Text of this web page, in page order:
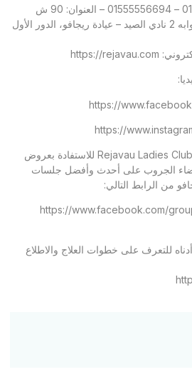
للحجز والاستعلام: 01011121127 – 01555556694 – العنوان: 90 ش
محيي الدين أبو العز – أمام بوابه 2 نادي الصيد – عيادة ريجافو، الدور الأول
https://rejavau.com
https://
https://
كما ندعوك للانضمام لجروب Rejavau Ladies Club للاستفادة بعروض
الجروب على أحدث وأفضل جلسات
من الرابط التالي:
https://www.facebook.com/
للتعرف على خطوات العلاج والاطلاع